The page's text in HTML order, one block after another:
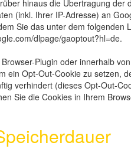
hinaus die Übertragung
(inkl. Ihrer IP-Adresse) an
Sie das unter dem folgenden
dlpage/gaoptout?hl=de.
Plugin oder innerhalb
ein Opt-Out-Cookie zu setzen,
verhindert (dieses Opt-Out-
Sie die Cookies in Ihrem